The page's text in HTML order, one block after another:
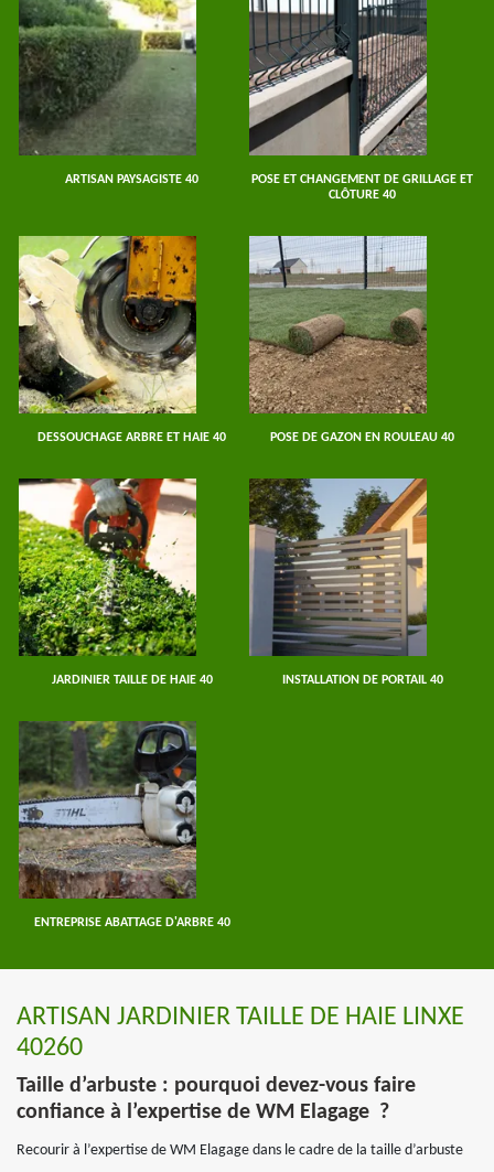
ARTISAN PAYSAGISTE 40
POSE ET CHANGEMENT DE GRILLAGE ET
CLÔTURE 40
DESSOUCHAGE ARBRE ET HAIE 40 POSE DE GAZON EN ROULEAU 40
JARDINIER TAILLE DE HAIE 40 INSTALLATION DE PORTAIL 40
ENTREPRISE ABATTAGE D'ARBRE 40
ARTISAN JARDINIER TAILLE DE HAIE LINXE
40260
Taille d’arbuste : pourquoi devez-vous faire
confiance à l’expertise de WM Elagage ?
Recourir à l’expertise de WM Elagage dans le cadre de la taille d’arbuste